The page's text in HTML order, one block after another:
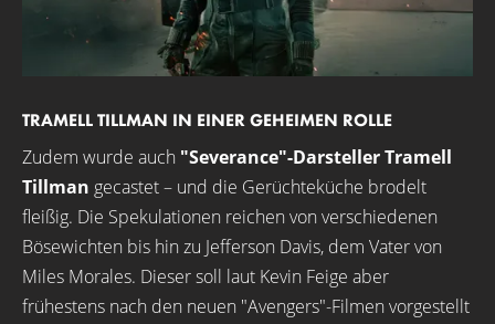
TRAMELL TILLMAN IN EINER GEHEIMEN ROLLE
Zudem wurde auch "Severance"-Darsteller Tramell
Tillman gecastet – und die Gerüchteküche brodelt
fleißig. Die Spekulationen reichen von verschiedenen
Bösewichten bis hin zu Jefferson Davis, dem Vater von
Miles Morales. Dieser soll laut Kevin Feige aber
frühestens nach den neuen "Avengers"-Filmen vorgestellt